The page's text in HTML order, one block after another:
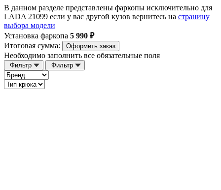
В данном разделе представлены фаркопы исключительно для
LADA 21099 если у вас другой кузов вернитесь на страницу
выбора модели
Установка фаркопа 5 990 ₽
Итоговая сумма:
Оформить заказ
Необходимо заполнить все обязательные поля
Фильтр Фильтр